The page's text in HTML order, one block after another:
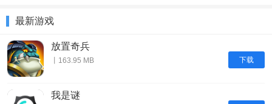
最新游戏
下载
放置奇兵
丨163.95 MB
我是谜